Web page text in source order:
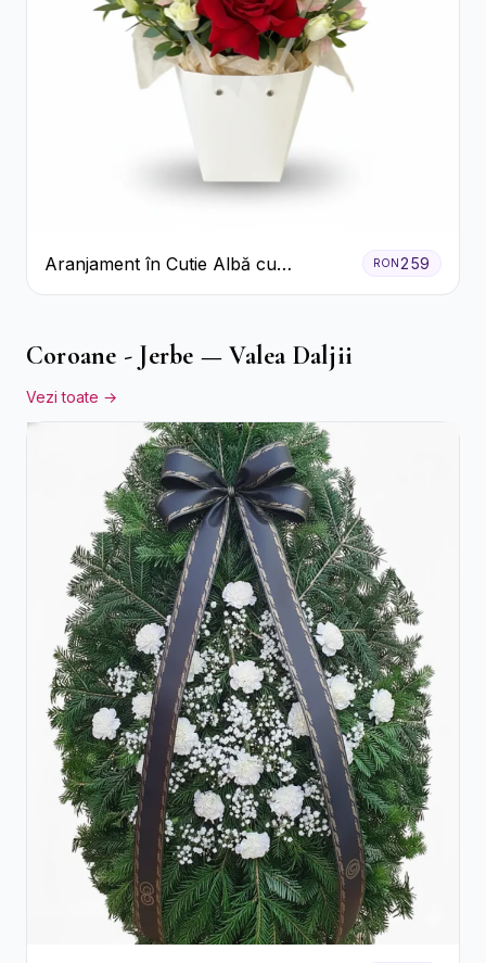
Aranjament în Cutie Albă cu
Trandafiri Roșii și Lisianthus
RON259
Coroane - Jerbe — Valea Daljii
Vezi toate →